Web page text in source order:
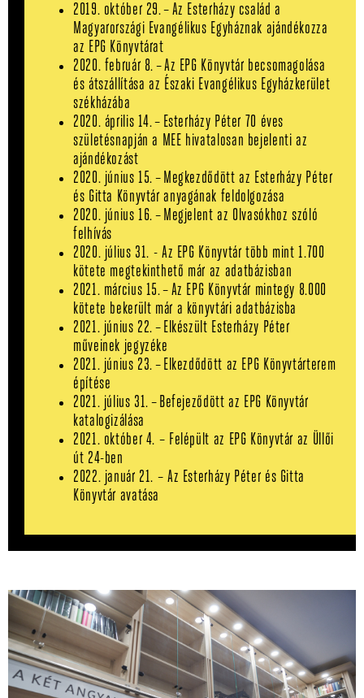
2019. október 29. – Az Esterházy család a
Magyarországi Evangélikus Egyháznak ajándékozza
az EPG Könyvtárat
2020. február 8. – Az EPG Könyvtár becsomagolása
és átszállítása az Északi Evangélikus Egyházkerület
székházába
2020. április 14. – Esterházy Péter 70 éves
születésnapján a MEE hivatalosan bejelenti az
ajándékozást
2020. június 15. – Megkezdődött az Esterházy Péter
és Gitta Könyvtár anyagának feldolgozása
2020. június 16. – Megjelent az Olvasókhoz szóló
felhívás
2020. július 31. - Az EPG Könyvtár több mint 1.700
kötete megtekinthető már az adatbázisban
2021. március 15. – Az EPG Könyvtár mintegy 8.000
kötete bekerült már a könyvtári adatbázisba
2021. június 22. – Elkészült Esterházy Péter
műveinek jegyzéke
2021. június 23. – Elkezdődött az EPG Könyvtárterem
építése
2021. július 31. – Befejeződött az EPG Könyvtár
katalogizálása
2021. október 4. – Felépült az EPG Könyvtár az Üllői
út 24-ben
2022. január 21. – Az Esterházy Péter és Gitta
Könyvtár avatása